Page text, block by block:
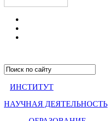
ИНСТИТУТ
НАУЧНАЯ ДЕЯТЕЛЬНОСТЬ